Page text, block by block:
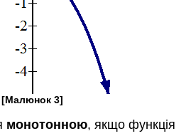
[Малюнок 3]
монотонною, якщо функція